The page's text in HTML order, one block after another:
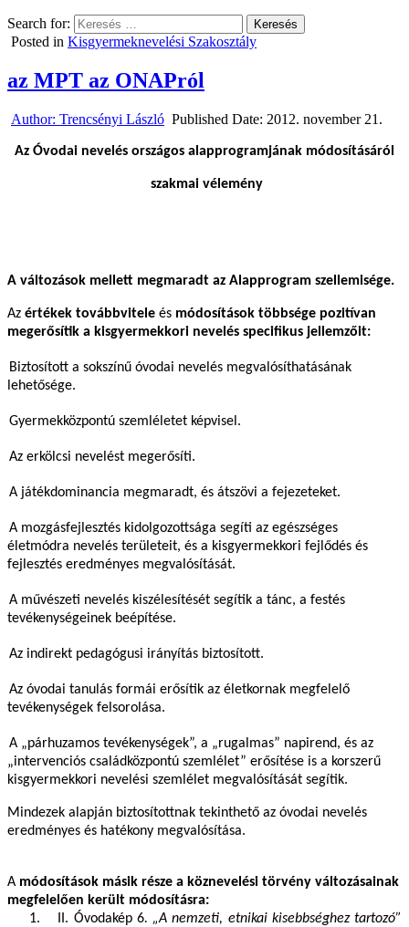
Search for:
Posted in Kisgyermeknevelési Szakosztály
az MPT az ONAPról
Author: Trencsényi László Published Date: 2012. november 21.
Az Óvodai nevelés országos alapprogramjának módosításáról
szakmai vélemény
A változások mellett megmaradt az Alapprogram szellemisége.
Az értékek továbbvitele és módosítások többsége pozitívan
megerősítik a kisgyermekkori nevelés specifikus jellemzőit:
Biztosított a sokszínű óvodai nevelés megvalósíthatásának
lehetősége.
Gyermekközpontú szemléletet képvisel.
Az erkölcsi nevelést megerősíti.
A játékdominancia megmaradt, és átszövi a fejezeteket.
A mozgásfejlesztés kidolgozottsága segíti az egészséges
életmódra nevelés területeit, és a kisgyermekkori fejlődés és
fejlesztés eredményes megvalósítását.
A művészeti nevelés kiszélesítését segítik a tánc, a festés
tevékenységeinek beépítése.
Az indirekt pedagógusi irányítás biztosított.
Az óvodai tanulás formái erősítik az életkornak megfelelő
tevékenységek felsorolása.
A „párhuzamos tevékenységek”, a „rugalmas” napirend, és az
„intervenciós családközpontú szemlélet” erősítése is a korszerű
kisgyermekkori nevelési szemlélet megvalósítását segítik.
Mindezek alapján biztosítottnak tekinthető az óvodai nevelés
eredményes és hatékony megvalósítása.
A módosítások másik része a köznevelési törvény változásainak
megfelelően került módosításra:
1.
II. Óvodakép 6. „A nemzeti, etnikai kisebbséghez tartozó”